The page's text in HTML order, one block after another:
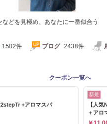
どを見極め、あなたに一番似合う
1502件 ブログ 2438件
クーポン一覧へ
2stepTr +アロマスパ
新規
【人
＋ア